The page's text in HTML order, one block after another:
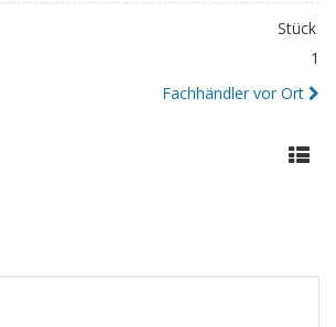
Stück
1
Fachhändler vor Ort